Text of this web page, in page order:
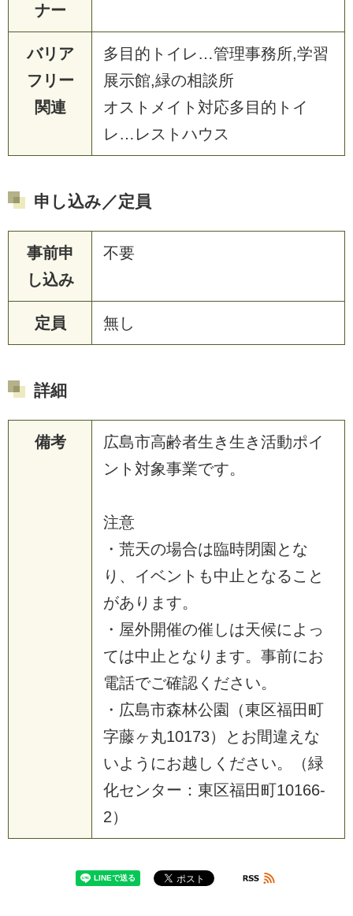
ナー
バリア
フリー
関連
多目的トイレ…管理事務所,学習
展示館,緑の相談所
オストメイト対応多目的トイ
レ…レストハウス
申し込み／定員
事前申
し込み
不要
定員 無し
詳細
備考
広島市高齢者生き生き活動ポイ
ント対象事業です。
注意
・荒天の場合は臨時閉園とな
り、イベントも中止となること
があります。
・屋外開催の催しは天候によっ
ては中止となります。事前にお
電話でご確認ください。
・広島市森林公園（東区福田町
字藤ヶ丸10173）とお間違えな
いようにお越しください。（緑
化センター：東区福田町10166-
2）